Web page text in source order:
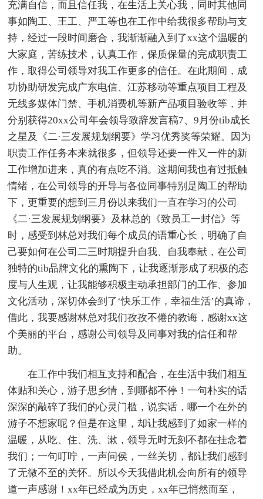
充满自信，而且信任我，在生活上关心我，同时其他同
事如陶工、王工、严工等也在工作中给我很多帮助与支
持，经过一段时间磨合，我渐渐融入到了xx这个温暖的
大家庭，苦练技术，认真工作，保质保量的完成职责工
作，取得公司领导对我工作更多的信任。在此期间，成
功协助研发完成广东电信、江苏移动等重点项目工程及
无线多媒体门禁、手机消费机等新产品项目验收等，并
分别获得20xx公司年会领导致辞发言稿7、9月份tib成长
之星及《二·三发展规划纲要》学习优秀奖等荣耀。因为
职责工作任务本来就很多，但领导还要一件又一件的新
工作增加进来，真的有点吃不消。这期间我也有过抵触
情绪，在公司领导的开导与各位同事特别是陶工的帮助
下，更重要的想到三月份以来我们一直在学习的公司
《二·三发展规划纲要》及林总的《致员工一封信》等
时，感受到林总对我们每个成员的语重心长，明确了自
己要如何在公司二三时期提升自我、自我奉献，在公司
独特的tib品牌文化的熏陶下，让我逐渐形成了积极的态
度与人生观，让我能够积极主动承担部门的工作、参加
文化活动，深切体会到了‘快乐工作，幸福生活’的真谛，
借此，我要感谢林总对我们孜孜不倦的教诲，感谢xx这
个美丽的平台，感谢公司领导及同事对我的信任和帮
助。
在工作中我们相互支持和配合，在生活中我们相互
体贴和关心，游子思乡情，到哪都不停！一句朴实的话
深深的敲碎了我们的心灵门槛，说实话，哪一个在外的
游子不想家呢？但是在这里，却让我感到了如家一样的
温暖，从吃、住、洗、漱，领导无时无刻不都在挂念着
我们；一句叮咛，一声问侯，一丝关切，都让我们感到
了无微不至的关怀。所以今天我借此机会向所有的领导
道一声感谢！xx年已经成为历史，xx年已悄然而至，